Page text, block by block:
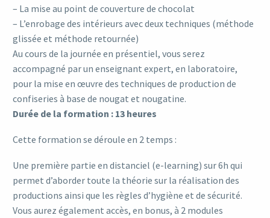
– La mise au point de couverture de chocolat
– L’enrobage des intérieurs avec deux techniques (méthode
glissée et méthode retournée)
Au cours de la journée en présentiel, vous serez
accompagné par un enseignant expert, en laboratoire,
pour la mise en œuvre des techniques de production de
confiseries à base de nougat et nougatine.
Durée de la formation : 13 heures
Cette formation se déroule en 2 temps :
Une première partie en distanciel (e-learning) sur 6h qui
permet d’aborder toute la théorie sur la réalisation des
productions ainsi que les règles d’hygiène et de sécurité.
Vous aurez également accès, en bonus, à 2 modules